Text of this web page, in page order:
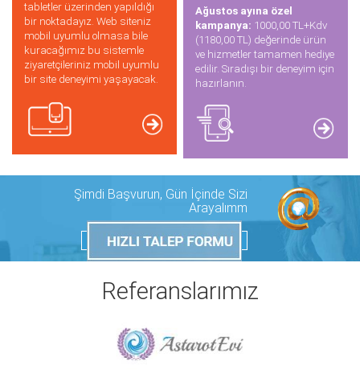
tabletler üzerinden yapıldığı
bir noktadayız. Web siteniz
mobil uyumlu olmasa bile
kuracağımız bu sistemle
ziyaretçileriniz mobil uyumlu
bir site deneyimi yaşayacak.
Ağustos ayına özel
kampanya: 1000,00 TL+Kdv
(1180,00 TL) değerinde ürün
ve hizmetler tamamen hediye
edilir. Sıradışı bir deneyim için
hazırlanın.
Şimdi Başvurun, Gün İçinde Sizi
Arayalımm
Referanslarımız